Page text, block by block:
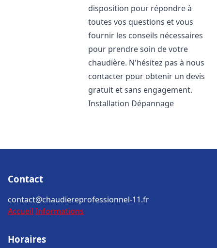
disposition pour répondre à
toutes vos questions et vous
fournir les conseils nécessaires
pour prendre soin de votre
chaudière. N'hésitez pas à nous
contacter pour obtenir un devis
gratuit et sans engagement.
Installation Dépannage
Contact
contact@chaudiereprofessionnel-11.fr
Accueil Informations
Horaires